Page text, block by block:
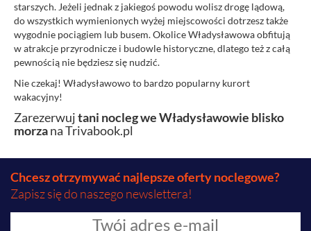
starszych. Jeżeli jednak z jakiegoś powodu wolisz drogę lądową,
do wszystkich wymienionych wyżej miejscowości dotrzesz także
wygodnie pociągiem lub busem. Okolice Władysławowa obfitują
w atrakcje przyrodnicze i budowle historyczne, dlatego też z całą
pewnością nie będziesz się nudzić.
Nie czekaj! Władysławowo to bardzo popularny kurort
wakacyjny!
Zarezerwujtani nocleg we Władysławowie blisko
morzana Trivabook.pl
Chcesz otrzymywać najlepsze oferty noclegowe?
Zapisz się do naszego newslettera!